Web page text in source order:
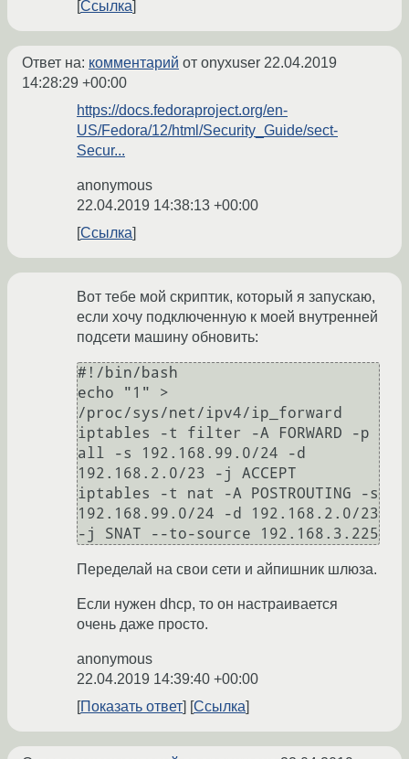
Ссылка
Ответ на: комментарий от onyxuser 22.04.2019
14:28:29 +00:00
https://docs.fedoraproject.org/en-
US/Fedora/12/html/Security_Guide/sect-
Secur...
anonymous
22.04.2019 14:38:13 +00:00
Ссылка
Вот тебе мой скриптик, который я запускаю,
если хочу подключенную к моей внутренней
подсети машину обновить:
#!/bin/bash
echo "1" >
/proc/sys/net/ipv4/ip_forward
iptables -t filter -A FORWARD -p
all -s 192.168.99.0/24 -d
192.168.2.0/23 -j ACCEPT
iptables -t nat -A POSTROUTING -s
192.168.99.0/24 -d 192.168.2.0/23
Переделай на свои сети и айпишник шлюза.
Если нужен dhcp, то он настраивается
очень даже просто.
anonymous
22.04.2019 14:39:40 +00:00
Показать ответ
Ссылка